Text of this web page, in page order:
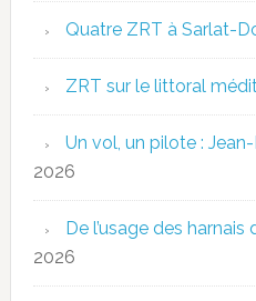
Quatre ZRT à Sarlat-
ZRT sur le littoral
Un vol, un pilote :
2026
De l’usage des harnais
2026